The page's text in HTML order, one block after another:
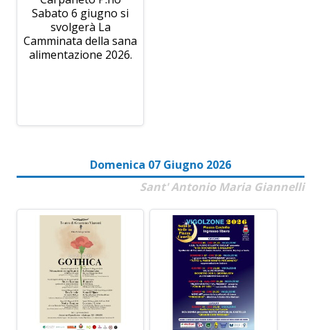
Sabato 6 giugno si
svolgerà La
Camminata della sana
alimentazione 2026.
Domenica 07 Giugno 2026
Sant' Antonio Maria Giannelli